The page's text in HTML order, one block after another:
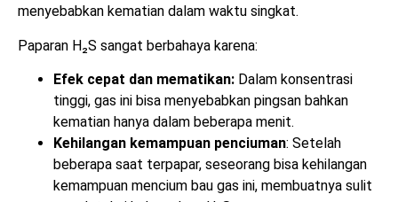
menyebabkan kematian dalam waktu singkat.
Paparan H₂S sangat berbahaya karena:
Efek cepat dan mematikan: Dalam konsentrasi
tinggi, gas ini bisa menyebabkan pingsan bahkan
kematian hanya dalam beberapa menit.
Kehilangan kemampuan penciuman: Setelah
beberapa saat terpapar, seseorang bisa kehilangan
kemampuan mencium bau gas ini, membuatnya sulit